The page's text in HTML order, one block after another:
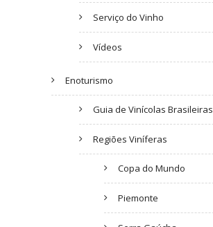
Serviço do Vinho
Vídeos
Enoturismo
Guia de Vinícolas Brasileiras
Regiões Viníferas
Copa do Mundo
Piemonte